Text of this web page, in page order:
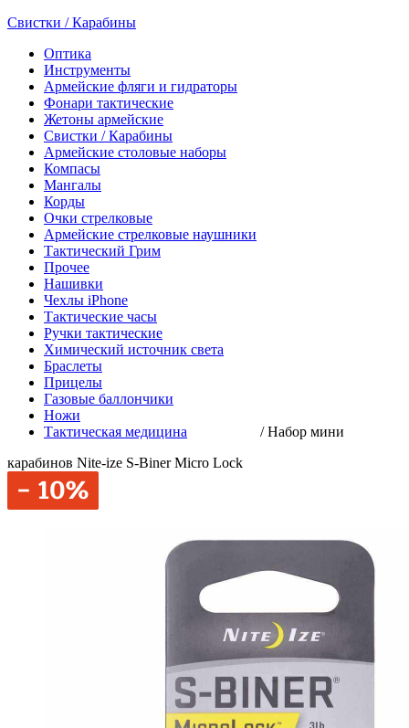
Свистки / Карабины
Оптика
Инструменты
Армейские фляги и гидраторы
Фонари тактические
Жетоны армейские
Свистки / Карабины
Армейские столовые наборы
Компасы
Мангалы
Корды
Очки стрелковые
Армейские стрелковые наушники
Тактический Грим
Прочее
Нашивки
Чехлы iPhone
Тактические часы
Ручки тактические
Химический источник света
Браслеты
Прицелы
Газовые баллончики
Ножи
Тактическая медицина
/Набор мини
карабинов Nite-ize S-Biner Micro Lock